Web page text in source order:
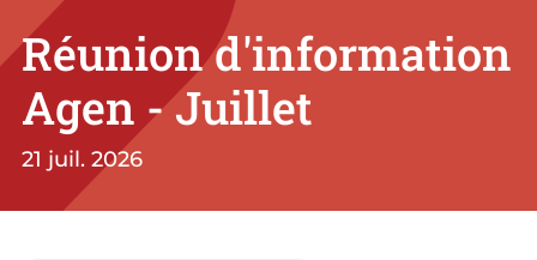
Réunion d'information
Agen - Juillet
21 juil. 2026